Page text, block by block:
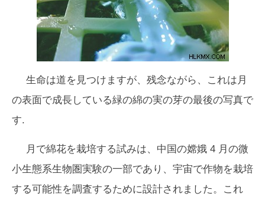
生命は道を見つけますが、残念ながら、これは月
の表面で成長している緑の綿の実の芽の最後の写真で
す.
月で綿花を栽培する試みは、中国の嫦娥 4 月の微
小生態系生物圏実験の一部であり、宇宙で作物を栽培
する可能性を調査するために設計されました。これ